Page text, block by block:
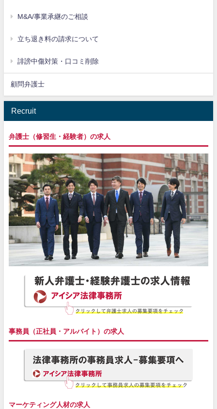
M&A/事業承継のご相談
立ち退き料の請求について
誹謗中傷対策・口コミ削除
顧問弁護士
Recruit
弁護士（修習生・経験者）の求人
事務員（正社員・アルバイト）の求人
マーケティング人材の求人